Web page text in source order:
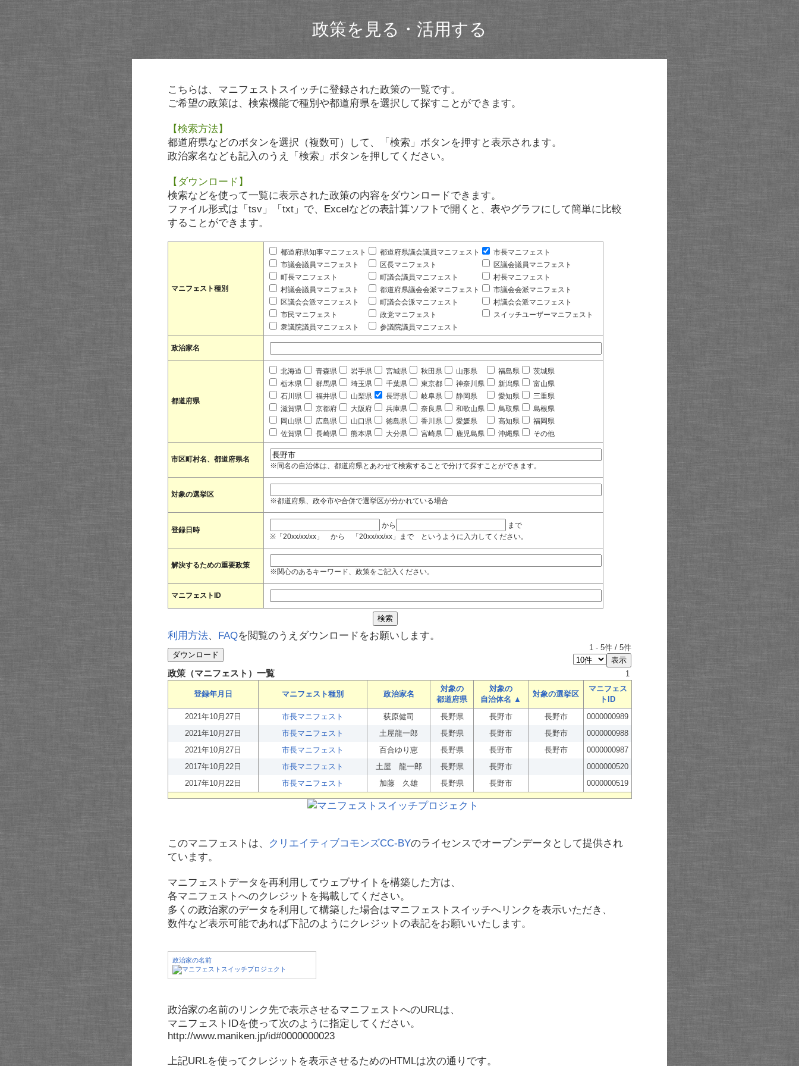
政策を見る・活用する
こちらは、マニフェストスイッチに登録された政策の一覧です。
ご希望の政策は、検索機能で種別や都道府県を選択して探すことができます。
【検索方法】
都道府県などのボタンを選択（複数可）して、「検索」ボタンを押すと表示されます。
政治家名なども記入のうえ「検索」ボタンを押してください。
【ダウンロード】
検索などを使って一覧に表示された政策の内容をダウンロードできます。
ファイル形式は「tsv」「txt」で、Excelなどの表計算ソフトで開くと、表やグラフにして簡単に比較
することができます。
マニフェスト種別
都道府県知事マニフェスト 都道府県議会議員マニフェスト
市長マニフェスト
市議会議員マニフェスト
区長マニフェスト
区議会議員マニフェスト
町長マニフェスト
町議会議員マニフェスト
村長マニフェスト
村議会議員マニフェスト
都道府県議会会派マニフェスト
市議会会派マニフェスト
区議会会派マニフェスト
町議会会派マニフェスト
村議会会派マニフェスト
市民マニフェスト
政党マニフェスト
スイッチユーザーマニフェスト
衆議院議員マニフェスト
参議院議員マニフェスト
政治家名
都道府県
北海道 青森県 岩手県 宮城県 秋田県 山形県 福島県
茨城県
栃木県
群馬県 埼玉県 千葉県 東京都 神奈川県 新潟県
富山県
石川県
福井県 山梨県 長野県 岐阜県 静岡県 愛知県
三重県
滋賀県
京都府 大阪府 兵庫県 奈良県 和歌山県 鳥取県
島根県
岡山県
広島県 山口県 徳島県 香川県 愛媛県 高知県
福岡県
佐賀県
長崎県 熊本県 大分県 宮崎県 鹿児島県 沖縄県 その他
市区町村名、都道府県名
※同名の自治体は、都道府県とあわせて検索することで分けて探すことができます。
対象の選挙区
※都道府県、政令市や合併で選挙区が分かれている場合
登録日時
から
まで
※「20xx/xx/xx」 から 「20xx/xx/xx」まで というように入力してください。
解決するための重要政策
※関心のあるキーワード、政策をご記入ください。
マニフェストID
利用方法、 FAQを閲覧のうえダウンロードをお願いします。
1 - 5件 / 5件
政策（マニフェスト）一覧 1
登録年月日 マニフェスト種別 政治家名
対象の
都道府県
対象の
自治体名 ▲
対象の選挙区
マニフェス
トID
2021年10月27日
市長マニフェスト 荻原健司 長野県 長野市 長野市
0000000989
2021年10月27日
市長マニフェスト 土屋龍一郎 長野県 長野市 長野市
0000000988
2021年10月27日
市長マニフェスト 百合ゆり恵 長野県 長野市 長野市
0000000987
2017年10月22日
市長マニフェスト 土屋 龍一郎 長野県 長野市
0000000520
2017年10月22日
市長マニフェスト 加藤 久雄 長野県 長野市 0000000519
このマニフェストは、 クリエイティブコモンズCC-BYのライセンスでオープンデータとして提供され
ています。
マニフェストデータを再利用してウェブサイトを構築した方は、
各マニフェストへのクレジットを掲載してください。
多くの政治家のデータを利用して構築した場合はマニフェストスイッチへリンクを表示いただき、
数件など表示可能であれば下記のようにクレジットの表記をお願いいたします。
政治家の名前
政治家の名前のリンク先で表示させるマニフェストへのURLは、
マニフェストIDを使って次のように指定してください。
http://www.maniken.jp/id#0000000023
上記URLを使ってクレジットを表示させるためのHTMLは次の通りです。